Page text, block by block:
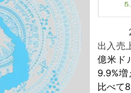
出入売
億米ド
9.9%増
比べて